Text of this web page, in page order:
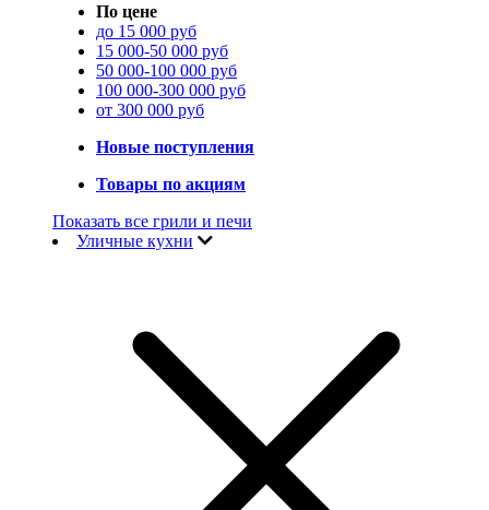
По цене
до 15 000 руб
15 000-50 000 руб
50 000-100 000 руб
100 000-300 000 руб
от 300 000 руб
Новые поступления
Товары по акциям
Показать все грили и печи
Уличные кухни